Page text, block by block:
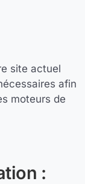
site actuel
afin
moteurs de
: